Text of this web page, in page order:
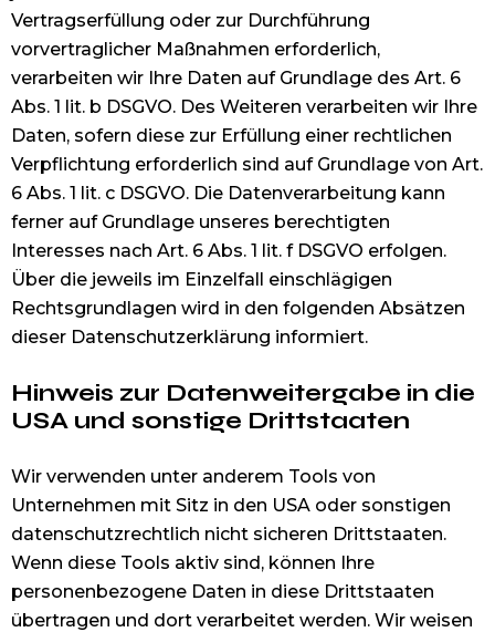
Vertragserfüllung oder zur Durchführung
vorvertraglicher Maßnahmen erforderlich,
verarbeiten wir Ihre Daten auf Grundlage des Art. 6
Abs. 1 lit. b DSGVO. Des Weiteren verarbeiten wir Ihre
Daten, sofern diese zur Erfüllung einer rechtlichen
Verpflichtung erforderlich sind auf Grundlage von Art.
6 Abs. 1 lit. c DSGVO. Die Datenverarbeitung kann
ferner auf Grundlage unseres berechtigten
Interesses nach Art. 6 Abs. 1 lit. f DSGVO erfolgen.
Über die jeweils im Einzelfall einschlägigen
Rechtsgrundlagen wird in den folgenden Absätzen
dieser Datenschutzerklärung informiert.
Hinweis zur Datenweitergabe in die
USA und sonstige Drittstaaten
Wir verwenden unter anderem Tools von
Unternehmen mit Sitz in den USA oder sonstigen
datenschutzrechtlich nicht sicheren Drittstaaten.
Wenn diese Tools aktiv sind, können Ihre
personenbezogene Daten in diese Drittstaaten
übertragen und dort verarbeitet werden. Wir weisen